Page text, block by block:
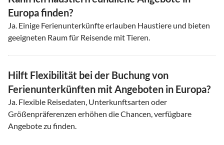
Europa finden?
Ja. Einige Ferienunterkünfte erlauben Haustiere und bieten
geeigneten Raum für Reisende mit Tieren.
Hilft Flexibilität bei der Buchung von
Ferienunterkünften mit Angeboten in Europa?
Ja. Flexible Reisedaten, Unterkunftsarten oder
Größenpräferenzen erhöhen die Chancen, verfügbare
Angebote zu finden.